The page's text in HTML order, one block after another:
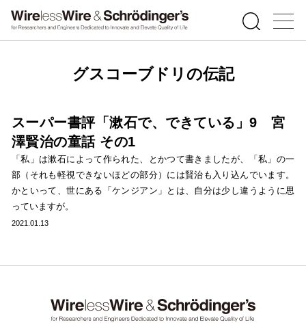
グスコーブドリの伝記
スーパー書評「漱石で、できている」9 宮
澤賢治の童話 その1
「私」は漱石によって作られた、とかつて書きましたが、「私」の一
部（それも軽視できないほどの部分）には賢治も入り込んでいます。
かといって、世にある「ケンジアン」とは、自分は少し違うように思
っていますが。
2021.01.13